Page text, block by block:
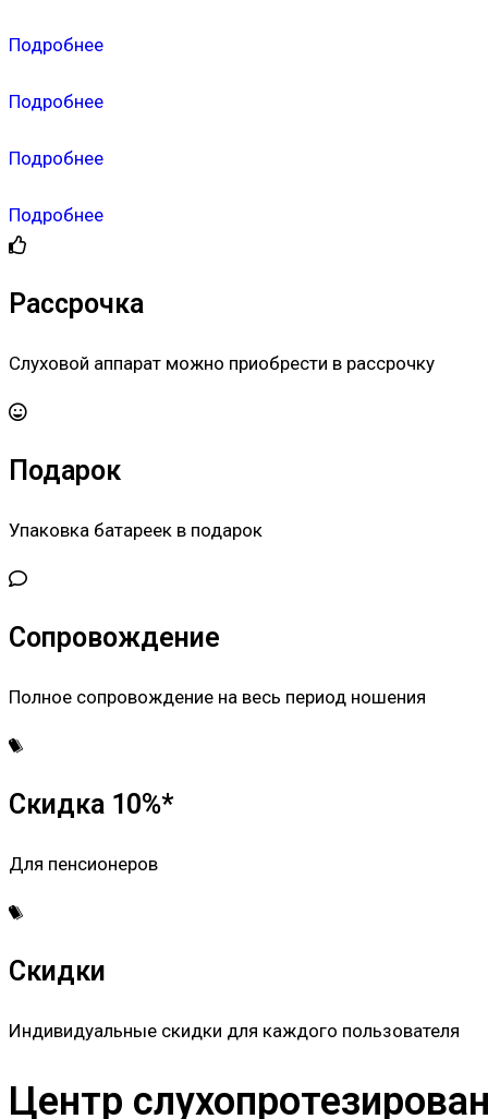
Подробнее
Подробнее
Подробнее
Подробнее
Рассрочка
Слуховой аппарат можно приобрести в рассрочку
Подарок
Упаковка батареек в подарок
Сопровождение
Полное сопровождение на весь период ношения
Скидка 10%*
Для пенсионеров
Скидки
Индивидуальные скидки для каждого пользователя
Центр